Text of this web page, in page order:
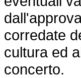
corredate
cultura ed
concerto.